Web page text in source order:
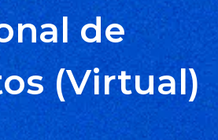
de
(Virtual)